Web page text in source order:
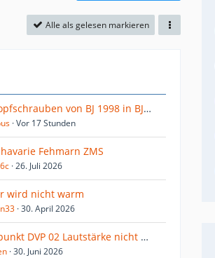
Alle als gelesen markieren
Pilzkopfschrauben von BJ 1998 in BJ 1993 einbauen?
Vor 17 Stunden
Fehmarn ZMS
26. Juli 2026
wird nicht warm
30. April 2026
Blaupunkt DVP 02 Lautstärke nicht einstellbar
30. Juni 2026